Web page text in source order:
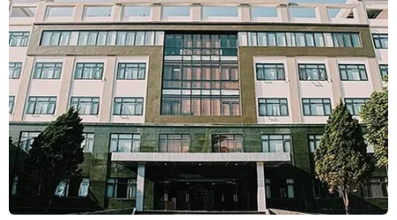
Theo dòng thời sự: Trở ngại mới trong
quan hệ giữa Mỹ và Cuba
18/06/2017 10:36
Việc ông Trump tuyên bố bãi bỏ một phần chính sách
với Cuba, được coi là bước đi ngược lại xu thế phát
triển tích cực và phần nào phủ bóng đen lên triển vọng
quan hệ hai nước.